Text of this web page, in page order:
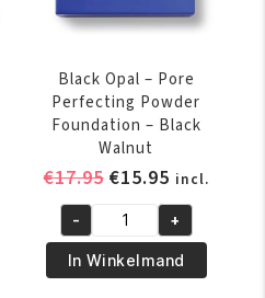
Black Opal – Pore
Perfecting Powder
Foundation – Black
Walnut
€17.95 Oorspronkelijke
was:
€17.95.
€15.95Huidige
prijs
is:
€15.95.
incl.
Black
Opal
–
- +
In Winkelmand